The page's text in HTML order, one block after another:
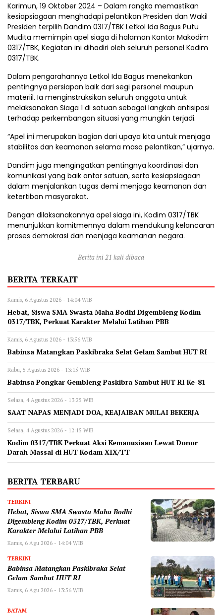
Karimun, 19 Oktober 2024 – Dalam rangka memastikan
kesiapsiagaan menghadapi pelantikan Presiden dan Wakil
Presiden terpilih Dandim 0317/TBK Letkol Ida Bagus Putu
Mudita memimpin apel siaga di halaman Kantor Makodim
0317/TBK, Kegiatan ini dihadiri oleh seluruh personel Kodim
0317/TBK.
Dalam pengarahannya Letkol Ida Bagus menekankan
pentingnya persiapan baik dari segi personel maupun
materiil. Ia menginstruksikan seluruh anggota untuk
melaksanakan Siaga 1 di satuan sebagai langkah antisipasi
terhadap perkembangan situasi yang mungkin terjadi.
“Apel ini merupakan bagian dari upaya kita untuk menjaga
stabilitas dan keamanan selama masa pelantikan,” ujarnya.
Dandim juga mengingatkan pentingnya koordinasi dan
komunikasi yang baik antar satuan, serta kesiapsiagaan
dalam menjalankan tugas demi menjaga keamanan dan
ketertiban masyarakat.
Dengan dilaksanakannya apel siaga ini, Kodim 0317/TBK
menunjukkan komitmennya dalam mendukung kelancaran
proses demokrasi dan menjaga keamanan negara.
Berita ini 21 kali dibaca
BERITA TERKAIT
Kamis, 6 Agustus 2026 - 14:04 WIB
Hebat, Siswa SMA Swasta Maha Bodhi Digembleng Kodim
0317/TBK, Perkuat Karakter Melalui Latihan PBB
Kamis, 6 Agustus 2026 - 13:56 WIB
Babinsa Matangkan Paskibraka Selat Gelam Sambut HUT RI
Rabu, 5 Agustus 2026 - 13:15 WIB
Babinsa Pongkar Gembleng Paskibra Sambut HUT RI Ke-81
Selasa, 4 Agustus 2026 - 13:25 WIB
SAAT NAPAS MENJADI DOA, KEAJAIBAN MULAI BEKERJA
Selasa, 4 Agustus 2026 - 12:15 WIB
Kodim 0317/TBK Perkuat Aksi Kemanusiaan Lewat Donor
Darah Massal di HUT Kodam XIX/TT
BERITA TERBARU
TERKINI
Hebat, Siswa SMA Swasta Maha Bodhi
Digembleng Kodim 0317/TBK, Perkuat
Karakter Melalui Latihan PBB
Kamis, 6 Agu 2026 - 14:04 WIB
TERKINI
Babinsa Matangkan Paskibraka Selat
Gelam Sambut HUT RI
Kamis, 6 Agu 2026 - 13:56 WIB
BATAM